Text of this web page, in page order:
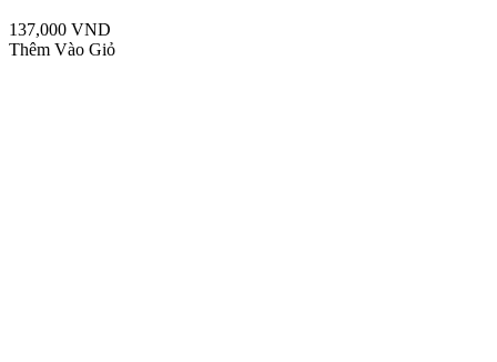
137,000 VND
Thêm Vào Giỏ